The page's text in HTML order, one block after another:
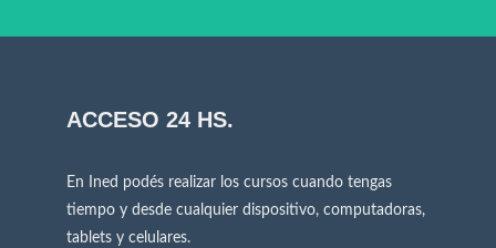
ACCESO 24 HS.
En Ined podés realizar los cursos cuando tengas
tiempo y desde cualquier dispositivo, computadoras,
tablets y celulares.